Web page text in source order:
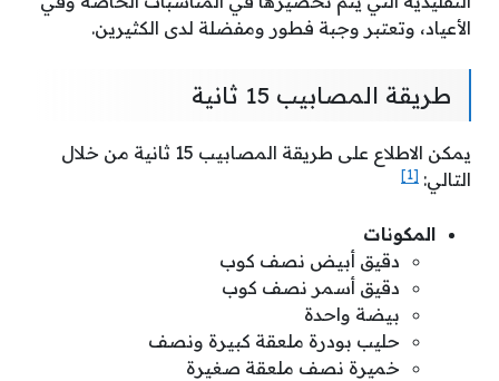
الأعياد، وتعتبر وجبة فطور ومفضلة لدى الكثيرين.
طريقة المصابيب 15 ثانية
يمكن الاطلاع على طريقة المصابيب 15 ثانية من خلال
التالي: [1]
المكونات
دقيق أبيض نصف كوب
دقيق أسمر نصف كوب
بيضة واحدة
حليب بودرة ملعقة كبيرة ونصف
خميرة نصف ملعقة صغيرة